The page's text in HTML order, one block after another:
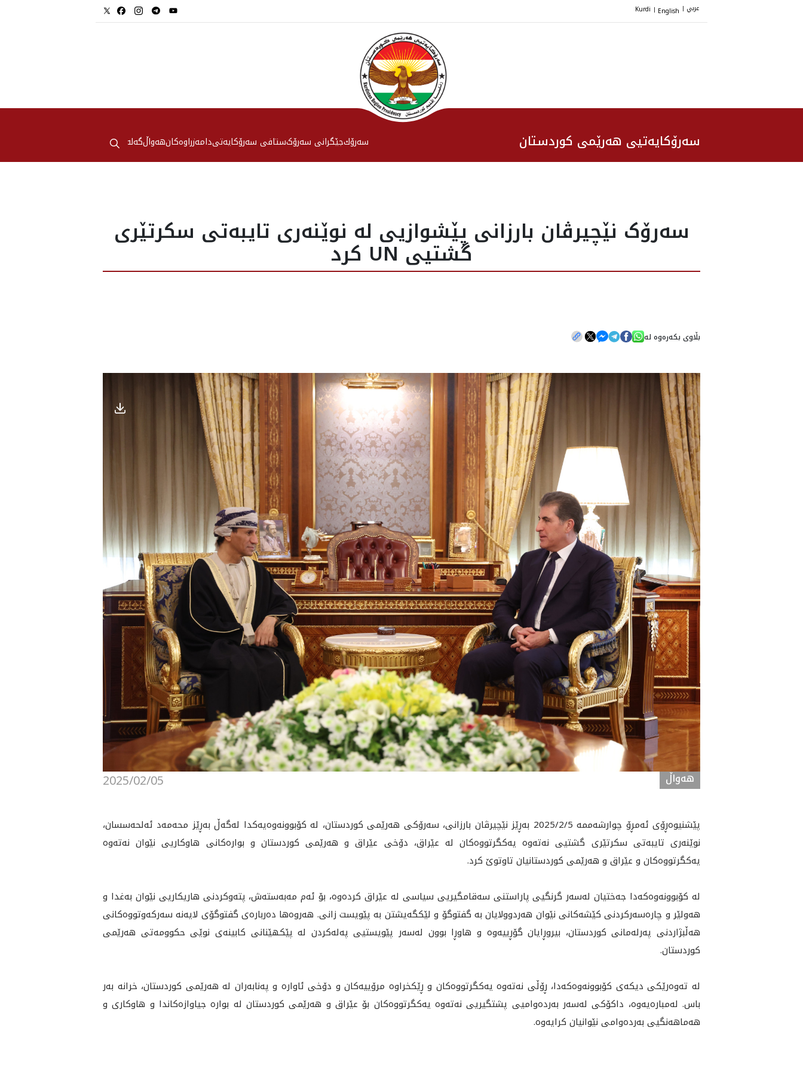
عربي |
English
|
Kurdi
سەرۆکایەتیی هەرێمی کوردستان سەرۆكجێگرانی سه‌رۆکستافی سەرۆکایەتیدامەزراوەکانهه‌واڵگەلەری
⚲
سەرۆک نێچيرڤان بارزانى پێشوازيى له‌ نوێنەری تایبەتی سکرتێری
گشتيی UN كرد
بڵاوی بکەرەوە لە
2025/02/05 هه‌واڵ
پێشنيوه‌ڕۆى ئه‌مڕۆ چوارشه‌ممه‌ 2025/2/5 به‌ڕێز نێچيرڤان بارزانى، سەرۆکی هەرێمی کوردستان، له‌ كۆبوونه‌وه‌يه‌كدا له‌گه‌ڵ به‌ڕێز محه‌مه‌د ئه‌لحه‌سسان،
نوێنەری تایبەتی سکرتێری گشتيی نەتەوە یەکگرتووەکان لە عێراق، دۆخى عێراق و هه‌رێمى كوردستان و بواره‌كانى هاوکاريی نێوان نەتەوە
یەکگرتووەکان و عێراق و هەرێمی کوردستانیان تاوتوێ کرد.
له‌ كۆبوونه‌وه‌كه‌دا جەختیان لەسەر گرنگيی پاراستنى سەقامگیريی سیاسی له‌ عێراق كرده‌وه‌، بۆ ئه‌م مه‌به‌سته‌ش، پتەوکردنی هاريكاريى نێوان بەغدا و
هەولێر و چاره‌سه‌ركردنى كێشه‌كانى نێوان هه‌ردوولايان به‌ گفتوگۆ و لێكگه‌يشتن به‌ پێويست زانى. هه‌روه‌ها ده‌رباره‌ى گفتوگۆى لايه‌نه‌ سه‌ركه‌وتووه‌كانى
هه‌ڵبژاردنى په‌رله‌مانى كوردستان، بيروڕايان گۆڕييه‌وه‌ و هاوڕا بوون له‌سه‌ر پێويستيى په‌له‌كردن له‌ پێكهێنانى كابينه‌ى نوێى حكوومه‌تى هه‌رێمى
كوردستان.
له‌ ته‌وه‌رێكى ديكه‌ى كۆبوونه‌وه‌كه‌دا، ڕۆڵی نەتەوە یەکگرتووەکان و ڕێکخراوە مرۆییەکان و دۆخى ئاواره‌ و په‌نابه‌ران له‌ هه‌رێمى كوردستان، خرانە به‌ر
باس. له‌مباره‌يه‌وه‌، داكۆكى لەسەر بەردەواميی پشتگیريی نەتەوە یەکگرتووەکان بۆ عێراق و هەرێمی کوردستان لە بوارە جیاوازەکاندا و هاوکاری و
هەماهەنگيی بەردەوامى نێوانيان کرايه‌وه‌.